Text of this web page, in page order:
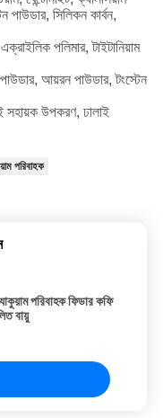
পাউডার, সিলিকন কার্বন,
পলিমার, টাইটানিয়াম
পাউডার, আয়রন পাউডার, টংস্টেন
সহায়ক উপকরণ, ঢালাই
পরিবাহক
পরিবাহক ফিডার কফি
বায়ু